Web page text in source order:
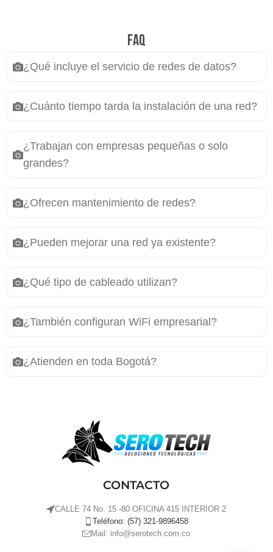
FAQ
¿Qué incluye el servicio de redes de datos?
¿Cuánto tiempo tarda la instalación de una red?
¿Trabajan con empresas pequeñas o solo
grandes?
¿Ofrecen mantenimiento de redes?
¿Pueden mejorar una red ya existente?
¿Qué tipo de cableado utilizan?
¿También configuran WiFi empresarial?
¿Atienden en toda Bogotá?
CONTACTO
CALLE 74 No. 15 -80 OFICINA 415 INTERIOR 2
Teléfono: (57) 321-9896458
Mail: info@serotech.com.co